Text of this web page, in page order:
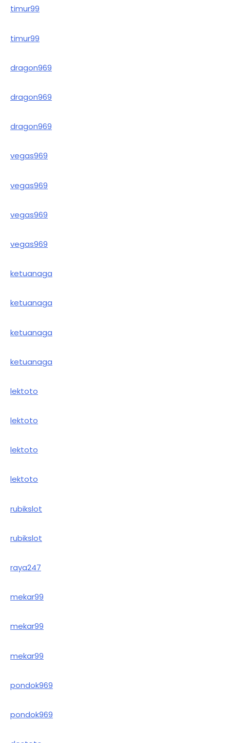
timur99
timur99
dragon969
dragon969
dragon969
vegas969
vegas969
vegas969
vegas969
ketuanaga
ketuanaga
ketuanaga
ketuanaga
lektoto
lektoto
lektoto
lektoto
rubikslot
rubikslot
raya247
mekar99
mekar99
mekar99
pondok969
pondok969